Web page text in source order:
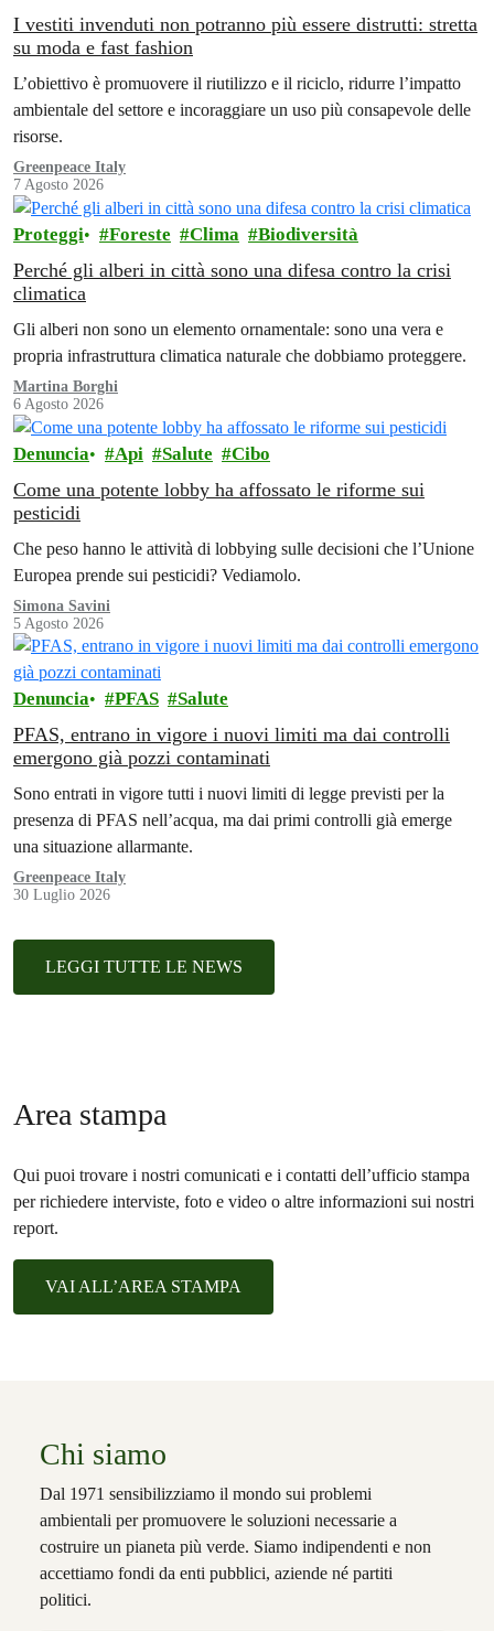
I vestiti invenduti non potranno più essere distrutti: stretta
su moda e fast fashion
L’obiettivo è promuovere il riutilizzo e il riciclo, ridurre l’impatto
ambientale del settore e incoraggiare un uso più consapevole delle
risorse.
Greenpeace Italy
7 Agosto 2026
Proteggi Foreste Clima Biodiversità
Perché gli alberi in città sono una difesa contro la crisi
climatica
Gli alberi non sono un elemento ornamentale: sono una vera e
propria infrastruttura climatica naturale che dobbiamo proteggere.
Martina Borghi
6 Agosto 2026
Denuncia Api Salute Cibo
Come una potente lobby ha affossato le riforme sui
pesticidi
Che peso hanno le attività di lobbying sulle decisioni che l’Unione
Europea prende sui pesticidi? Vediamolo.
Simona Savini
5 Agosto 2026
Denuncia PFAS Salute
PFAS, entrano in vigore i nuovi limiti ma dai controlli
emergono già pozzi contaminati
Sono entrati in vigore tutti i nuovi limiti di legge previsti per la
presenza di PFAS nell’acqua, ma dai primi controlli già emerge
una situazione allarmante.
Greenpeace Italy
30 Luglio 2026
LEGGI TUTTE LE NEWS
Area stampa
Qui puoi trovare i nostri comunicati e i contatti dell’ufficio stampa
per richiedere interviste, foto e video o altre informazioni sui nostri
report.
VAI ALL’AREA STAMPA
Chi siamo
Dal 1971 sensibilizziamo il mondo sui problemi
ambientali per promuovere le soluzioni necessarie a
costruire un pianeta più verde. Siamo indipendenti e non
accettiamo fondi da enti pubblici, aziende né partiti
politici.